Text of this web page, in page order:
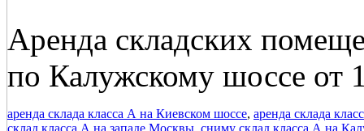
Аренда складских
по Калужскому шоссе от
аренда склада класса А на Киевском шоссе, аренда склада
склад класса А на западе Москвы сниму склад класса А на